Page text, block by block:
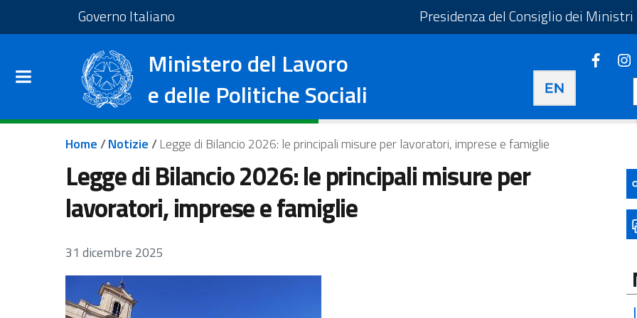
Salta al contenuto principale
Governo Italiano Vai al sito del Governo Italiano - Apre in una nuova schedaPresidenza del Consiglio dei Ministri
Ministero del Lavoro
e delle Politiche Sociali
Apre in una nuova
Apre
Briciole di pane
Home/Notizie/Legge di Bilancio 2026: le principali misure per lavoratori, imprese e famiglie
Legge di Bilancio 2026: le principali misure per
lavoratori, imprese e famiglie
31 dicembre 2025